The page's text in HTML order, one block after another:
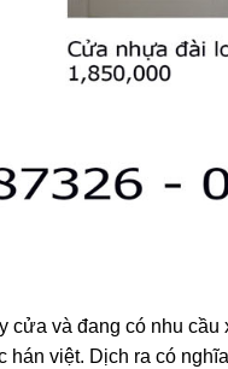
và đang có nhu
hán việt. Dịch ra có